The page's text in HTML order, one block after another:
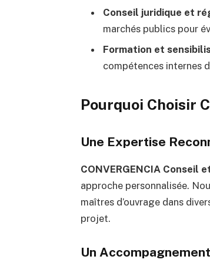
Conseil juridique et
marchés publics pour
Formation et
compétences internes
Pourquoi Choisir
Une Expertise
CONVERGENCIA Conseil
approche personnalisée.
maîtres d’ouvrage dans
projet.
Un